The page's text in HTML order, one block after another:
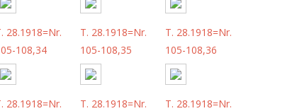
28.1918=Nr.
108,34
T. 28.1918=Nr.
105-108,35
T. 28.1918=Nr.
105-108,36
28.1918=Nr.
T. 28.1918=Nr.
T. 28.1918=Nr.